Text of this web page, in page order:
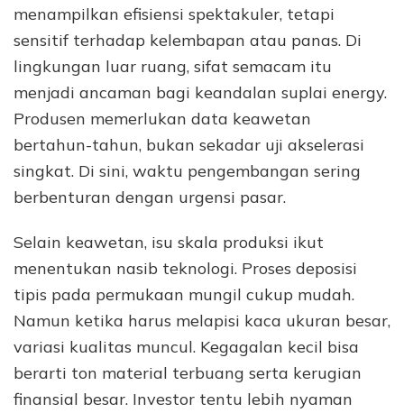
menampilkan efisiensi spektakuler, tetapi
sensitif terhadap kelembapan atau panas. Di
lingkungan luar ruang, sifat semacam itu
menjadi ancaman bagi keandalan suplai energy.
Produsen memerlukan data keawetan
bertahun-tahun, bukan sekadar uji akselerasi
singkat. Di sini, waktu pengembangan sering
berbenturan dengan urgensi pasar.
Selain keawetan, isu skala produksi ikut
menentukan nasib teknologi. Proses deposisi
tipis pada permukaan mungil cukup mudah.
Namun ketika harus melapisi kaca ukuran besar,
variasi kualitas muncul. Kegagalan kecil bisa
berarti ton material terbuang serta kerugian
finansial besar. Investor tentu lebih nyaman